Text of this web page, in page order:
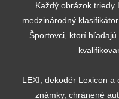
Každý obrázok triedy
medzinárodný
Športovci, ktorí
LEXI, dekodér Lexicon a
známky, chránené